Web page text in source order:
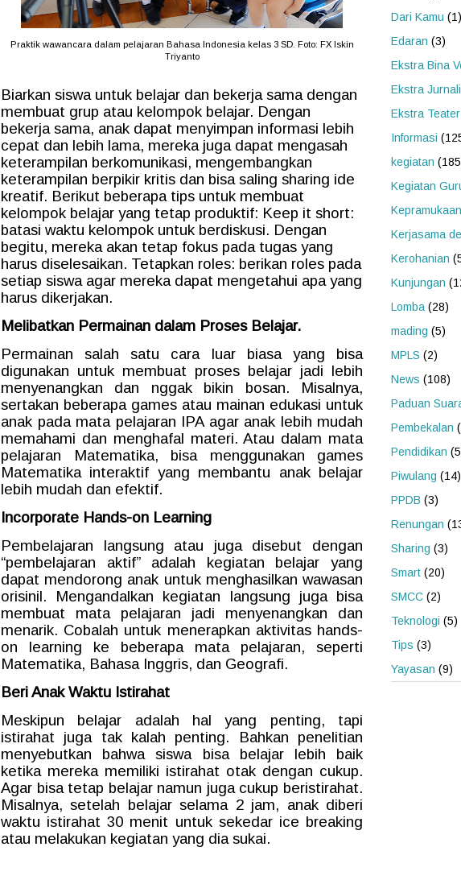
Praktik wawancara dalam pelajaran Bahasa Indonesia kelas 3 SD. Foto: FX Iskin
Triyanto
Biarkan siswa untuk belajar dan bekerja sama dengan
membuat grup atau kelompok belajar. Dengan
bekerja sama, anak dapat menyimpan informasi lebih
cepat dan lebih lama, mereka juga dapat mengasah
keterampilan berkomunikasi, mengembangkan
keterampilan berpikir kritis dan bisa saling sharing ide
kreatif. Berikut beberapa tips untuk membuat
kelompok belajar yang tetap produktif: Keep it short:
batasi waktu kelompok untuk berdiskusi. Dengan
begitu, mereka akan tetap fokus pada tugas yang
harus diselesaikan. Tetapkan roles: berikan roles pada
setiap siswa agar mereka dapat mengetahui apa yang
harus dikerjakan.
Melibatkan Permainan dalam Proses Belajar.
Permainan salah satu cara luar biasa yang bisa
digunakan untuk membuat proses belajar jadi lebih
menyenangkan dan nggak bikin bosan. Misalnya,
sertakan beberapa games atau mainan edukasi untuk
anak pada mata pelajaran IPA agar anak lebih mudah
memahami dan menghafal materi. Atau dalam mata
pelajaran Matematika, bisa menggunakan games
Matematika interaktif yang membantu anak belajar
lebih mudah dan efektif.
Incorporate Hands-on Learning
Pembelajaran langsung atau juga disebut dengan
“pembelajaran aktif” adalah kegiatan belajar yang
dapat mendorong anak untuk menghasilkan wawasan
orisinil. Mengandalkan kegiatan langsung juga bisa
membuat mata pelajaran jadi menyenangkan dan
menarik. Cobalah untuk menerapkan aktivitas hands-
on learning ke beberapa mata pelajaran, seperti
Matematika, Bahasa Inggris, dan Geografi.
Beri Anak Waktu Istirahat
Meskipun belajar adalah hal yang penting, tapi
istirahat juga tak kalah penting. Bahkan penelitian
menyebutkan bahwa siswa bisa belajar lebih baik
ketika mereka memiliki istirahat otak dengan cukup.
Agar bisa tetap belajar namun juga cukup beristirahat.
Misalnya, setelah belajar selama 2 jam, anak diberi
waktu istirahat 30 menit untuk sekedar ice breaking
atau melakukan kegiatan yang dia sukai.
Dari Kamu (1)
Edaran (3)
Ekstra Bina
Ekstra
Ekstra Teater
Informasi
kegiatan
Kegiatan
Kepramukaan
Kerjasama
Kerohanian
Kunjungan
Lomba (28)
mading (5)
MPLS (2)
News (108)
Paduan
Pembekalan
Pendidikan
Piwulang (14)
PPDB (3)
Renungan
Sharing (3)
Smart (20)
SMCC (2)
Teknologi (5)
Tips (3)
Yayasan (9)